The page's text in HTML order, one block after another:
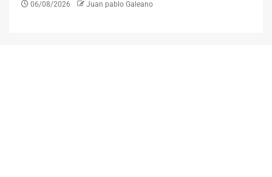
06/08/2026 Juan pablo Galeano